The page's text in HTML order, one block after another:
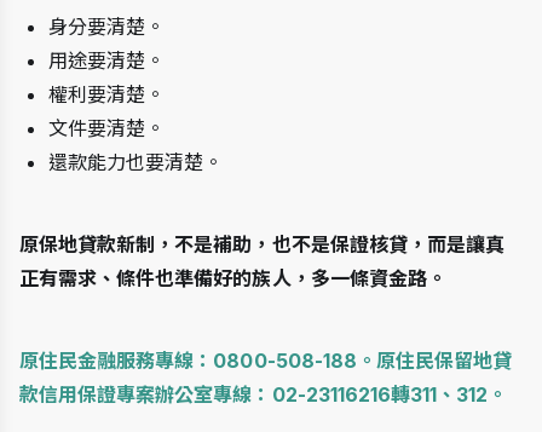
身分要清楚。
用途要清楚。
權利要清楚。
文件要清楚。
還款能力也要清楚。
原保地貸款新制，不是補助，也不是保證核貸，而是讓真
正有需求、條件也準備好的族人，多一條資金路。
原住民金融服務專線：0800-508-188。原住民保留地貸
款信用保證專案辦公室專線：02-23116216轉311、312。